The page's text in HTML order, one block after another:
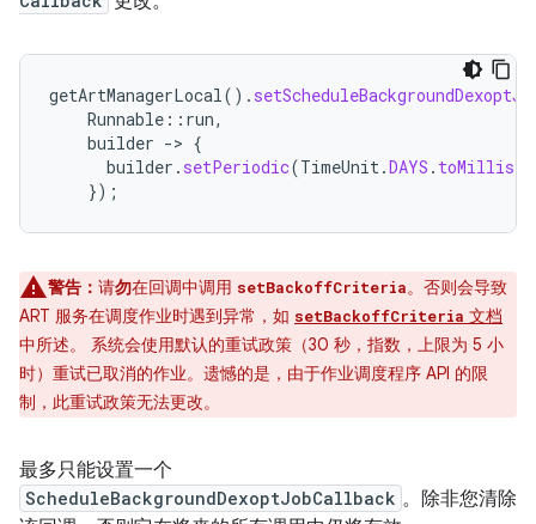
getArtManagerLocal().
Runnable :: run,
builder -> {
builder . setPeriodic(TimeUnit.DAYS . toMillis
});
警告： 请勿在回调中调用 setBackoffCriteria。否则会导致
ART 服务在调度作业时遇到异常，如 setBackoffCriteria 文档
中所述。 系统会使用默认的重试政策（30 秒，指数，上限为 5 小
时）重试已取消的作业。遗憾的是，由于作业调度程序 API 的限
制，此重试政策无法更改。
最多只能设置一个
ScheduleBackgroundDexoptJobCallback 。除非您清除